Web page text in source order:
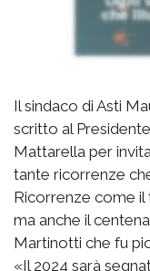
Il sindaco di Asti
scritto al
Mattarella per
tante ricorrenze
Ricorrenze come il
ma anche il
Martinotti che fu
«Il 2024 sarà